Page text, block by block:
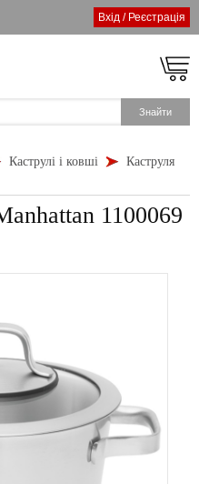
Вхід / Реєстрація
Каструлі і ковші
Каструля
1100069